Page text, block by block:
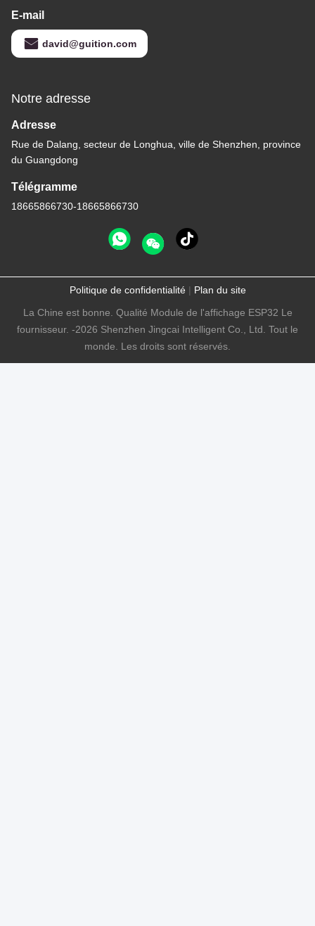
E-mail
david@guition.com
Notre adresse
Adresse
Rue de Dalang, secteur de Longhua, ville de Shenzhen, province
du Guangdong
Télégramme
18665866730-18665866730
Politique de confidentialité| Plan du site
La Chine est bonne. Qualité Module de l'affichage ESP32 Le
fournisseur. -2026 Shenzhen Jingcai Intelligent Co., Ltd. Tout le
monde. Les droits sont réservés.